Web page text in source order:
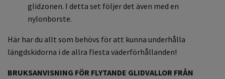
glidzonen. I detta set följer det även med en
nylonborste.
Här har du allt som behövs för att kunna underhålla
längdskidorna i de allra flesta väderförhållanden!
BRUKSANVISNING FÖR FLYTANDE GLIDVALLOR FRÅN